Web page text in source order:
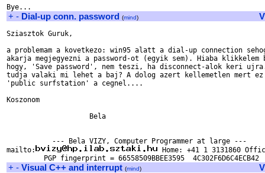
+ - Dial-up conn. password (mind)
Sziasztok Guruk,
a problemam a kovetkezo: win95 alatt a dial-up connection
akarja megjegyezni a password-ot (egyik sem). Hiaba klikkelem
hogy, 'Save password', nem teszi, ha disconnect-alok keri
tudja valaki mi lehet a baj? A dolog azert kellemetlen mert
'public surfstation' a cegnel....
Koszonom
                    Bela
           --- Bela VIZY, Computer Programmer at large ---
mailto:
Home: +41 1 3131860
+ - Visual C++ and interrupt (mind)